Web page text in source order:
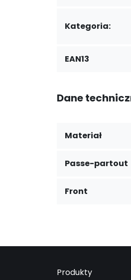
Kategoria:
EAN13
Dane
Materiał
Passe-partout
Front
Produkty